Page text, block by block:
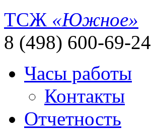
ТСЖ «Южное»
8 (498) 600-69-24
Часы работы
Контакты
Отчетность